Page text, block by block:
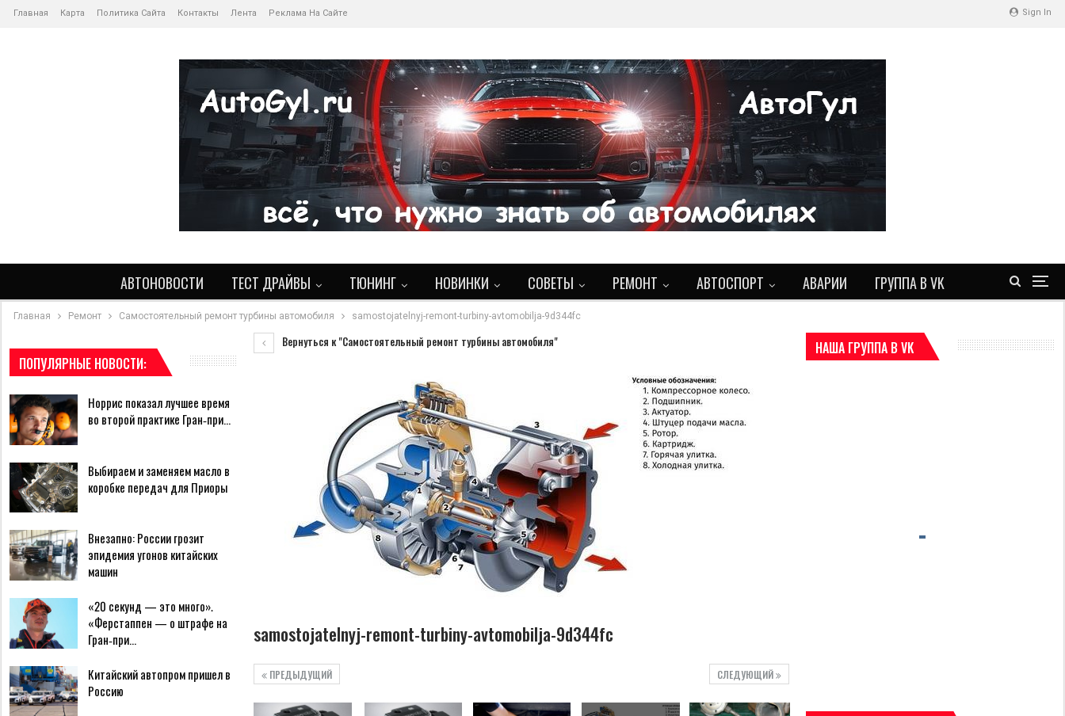
Sign In
Главная Карта Политика Сайта Контакты Лента Реклама На Сайте
АВТОНОВОСТИ ТЕСТ ДРАЙВЫ ТЮНИНГ НОВИНКИ СОВЕТЫ РЕМОНТ АВТОСПОРТ АВАРИИ ГРУППА В VK
Главная Ремонт Самостоятельный ремонт турбины автомобиля samostojatelnyj-remont-turbiny-avtomobilja-9d344fc
Вернуться к "Самостоятельный ремонт турбины автомобиля"
samostojatelnyj-remont-turbiny-avtomobilja-9d344fc
СЛЕДУЮЩИЙ
ПРЕДЫДУЩИЙ
НАША ГРУППА В VK
ПОПУЛЯРНЫЕ НОВОСТИ:
Норрис показал лучшее время
во второй практике Гран‑при…
Выбираем и заменяем масло в
коробке передач для Приоры
Внезапно: России грозит
эпидемия угонов китайских
машин
«20 секунд — это много».
«Ферстаппен — о штрафе на
Гран‑при…
Китайский автопром пришел в
Россию